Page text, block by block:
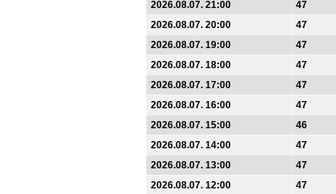
2026.08.07. 21:00
47
2026.08.07. 20:00
47
2026.08.07. 19:00
47
2026.08.07. 18:00
47
2026.08.07. 17:00
47
2026.08.07. 16:00
47
2026.08.07. 15:00
46
2026.08.07. 14:00
47
2026.08.07. 13:00
47
2026.08.07. 12:00
47